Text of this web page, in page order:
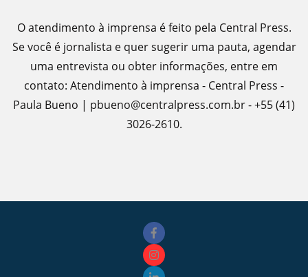
O atendimento à imprensa é feito pela Central Press.
Se você é jornalista e quer sugerir uma pauta, agendar
uma entrevista ou obter informações, entre em
contato: Atendimento à imprensa - Central Press -
Paula Bueno | pbueno@centralpress.com.br - +55 (41)
3026-2610.